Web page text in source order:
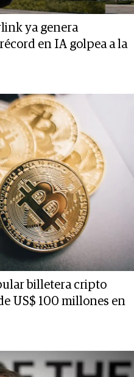
ya genera
en IA golpea a la
billetera cripto
US$ 100 millones en